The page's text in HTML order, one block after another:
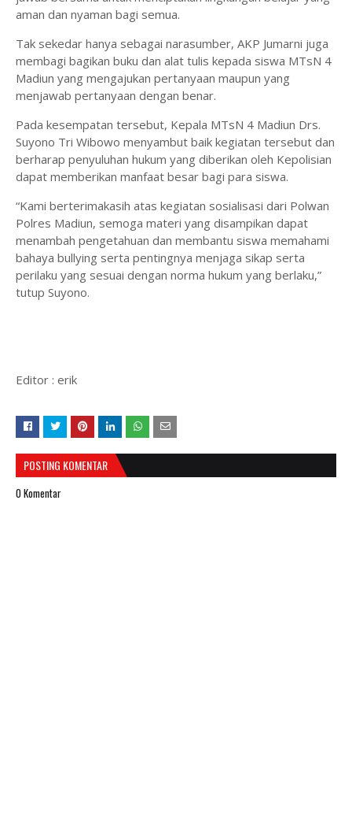
aman dan nyaman bagi semua.
Tak sekedar hanya sebagai narasumber, AKP Jumarni juga
membagi bagikan buku dan alat tulis kepada siswa MTsN 4
Madiun yang mengajukan pertanyaan maupun yang
menjawab pertanyaan dengan benar.
Pada kesempatan tersebut, Kepala MTsN 4 Madiun Drs.
Suyono Tri Wibowo menyambut baik kegiatan tersebut dan
berharap penyuluhan hukum yang diberikan oleh Kepolisian
dapat memberikan manfaat besar bagi para siswa.
“Kami berterimakasih atas kegiatan sosialisasi dari Polwan
Polres Madiun, semoga materi yang disampikan dapat
menambah pengetahuan dan membantu siswa memahami
bahaya bullying serta pentingnya menjaga sikap serta
perilaku yang sesuai dengan norma hukum yang berlaku,”
tutup Suyono.
Editor : erik
POSTING KOMENTAR
0 Komentar